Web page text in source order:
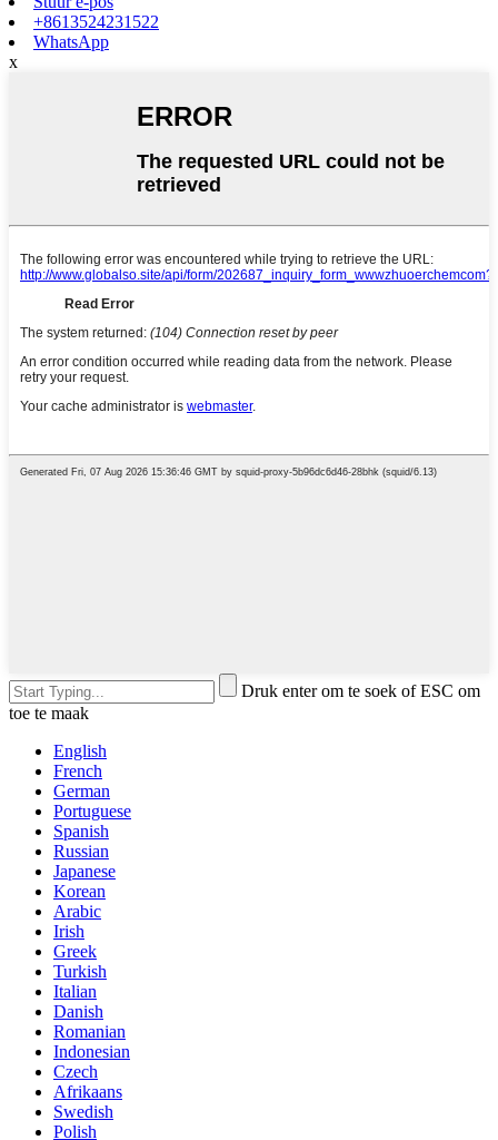
+8613524231522
WhatsApp
x
Druk enter om te soek of ESC om
toe te maak
English
French
German
Portuguese
Spanish
Russian
Japanese
Korean
Arabic
Irish
Greek
Turkish
Italian
Danish
Romanian
Indonesian
Czech
Afrikaans
Swedish
Polish